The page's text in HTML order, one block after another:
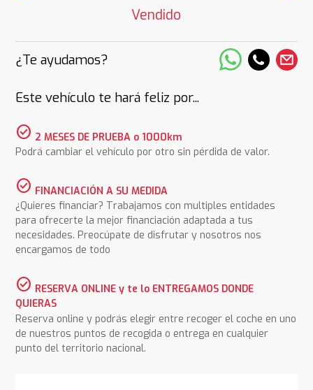
Vendido
¿Te ayudamos?
Este vehículo te hará feliz por...
check_circle 2 MESES DE PRUEBA o 1000km
Podrá cambiar el vehículo por otro sin pérdida de valor.
check_circle FINANCIACIÓN A SU MEDIDA
¿Quieres financiar? Trabajamos con multiples entidades
para ofrecerte la mejor financiación adaptada a tus
necesidades. Preocúpate de disfrutar y nosotros nos
encargamos de todo
check_circle RESERVA ONLINE y te lo ENTREGAMOS DONDE
QUIERAS
Reserva online y podrás elegir entre recoger el coche en uno
de nuestros puntos de recogida o entrega en cualquier
punto del territorio nacional.